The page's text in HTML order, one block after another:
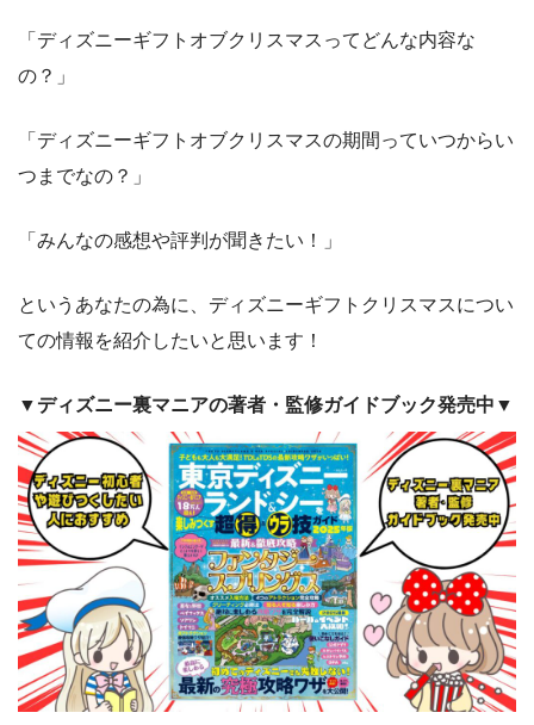
「ディズニーギフトオブクリスマスってどんな内容な
の？」
「ディズニーギフトオブクリスマスの期間っていつからい
つまでなの？」
「みんなの感想や評判が聞きたい！」
というあなたの為に、ディズニーギフトクリスマスについ
ての情報を紹介したいと思います！
▼ディズニー裏マニアの著者・監修ガイドブック発売中▼